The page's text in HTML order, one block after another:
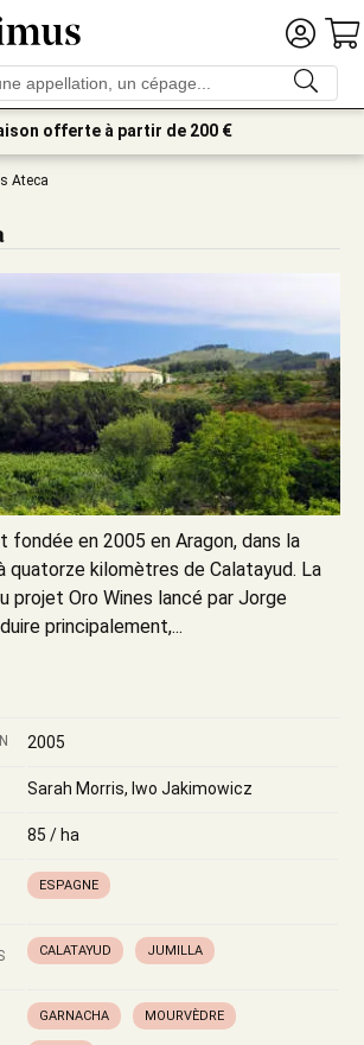
offerte à partir de 200 €
Ateca
fondée en 2005 en Aragon, dans la
quatorze kilomètres de Calatayud. La
projet Oro Wines lancé par Jorge
principalement,...
2005
Sarah Morris, Iwo Jakimowicz
85 / ha
ESPAGNE
CALATAYUD JUMILLA
GARNACHA MOURVÈDRE